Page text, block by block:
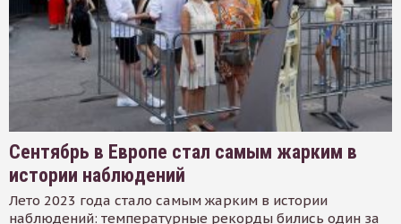
Сентябрь в Европе стал самым жарким в
истории наблюдений
Лето 2023 года стало самым жарким в истории
наблюдений: температурные рекорды бились один за